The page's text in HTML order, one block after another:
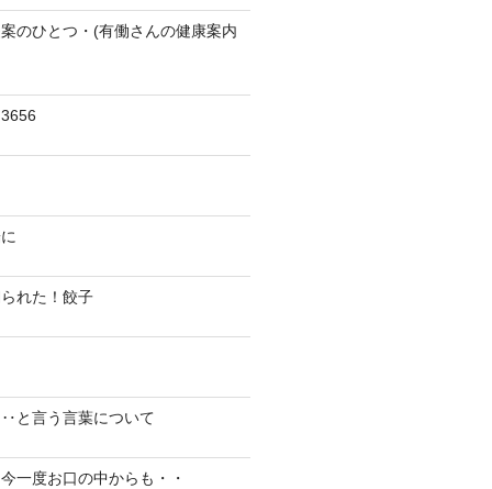
のひとつ・(有働さんの健康案内
られた！餃子
と言う言葉について
一度お口の中からも・・